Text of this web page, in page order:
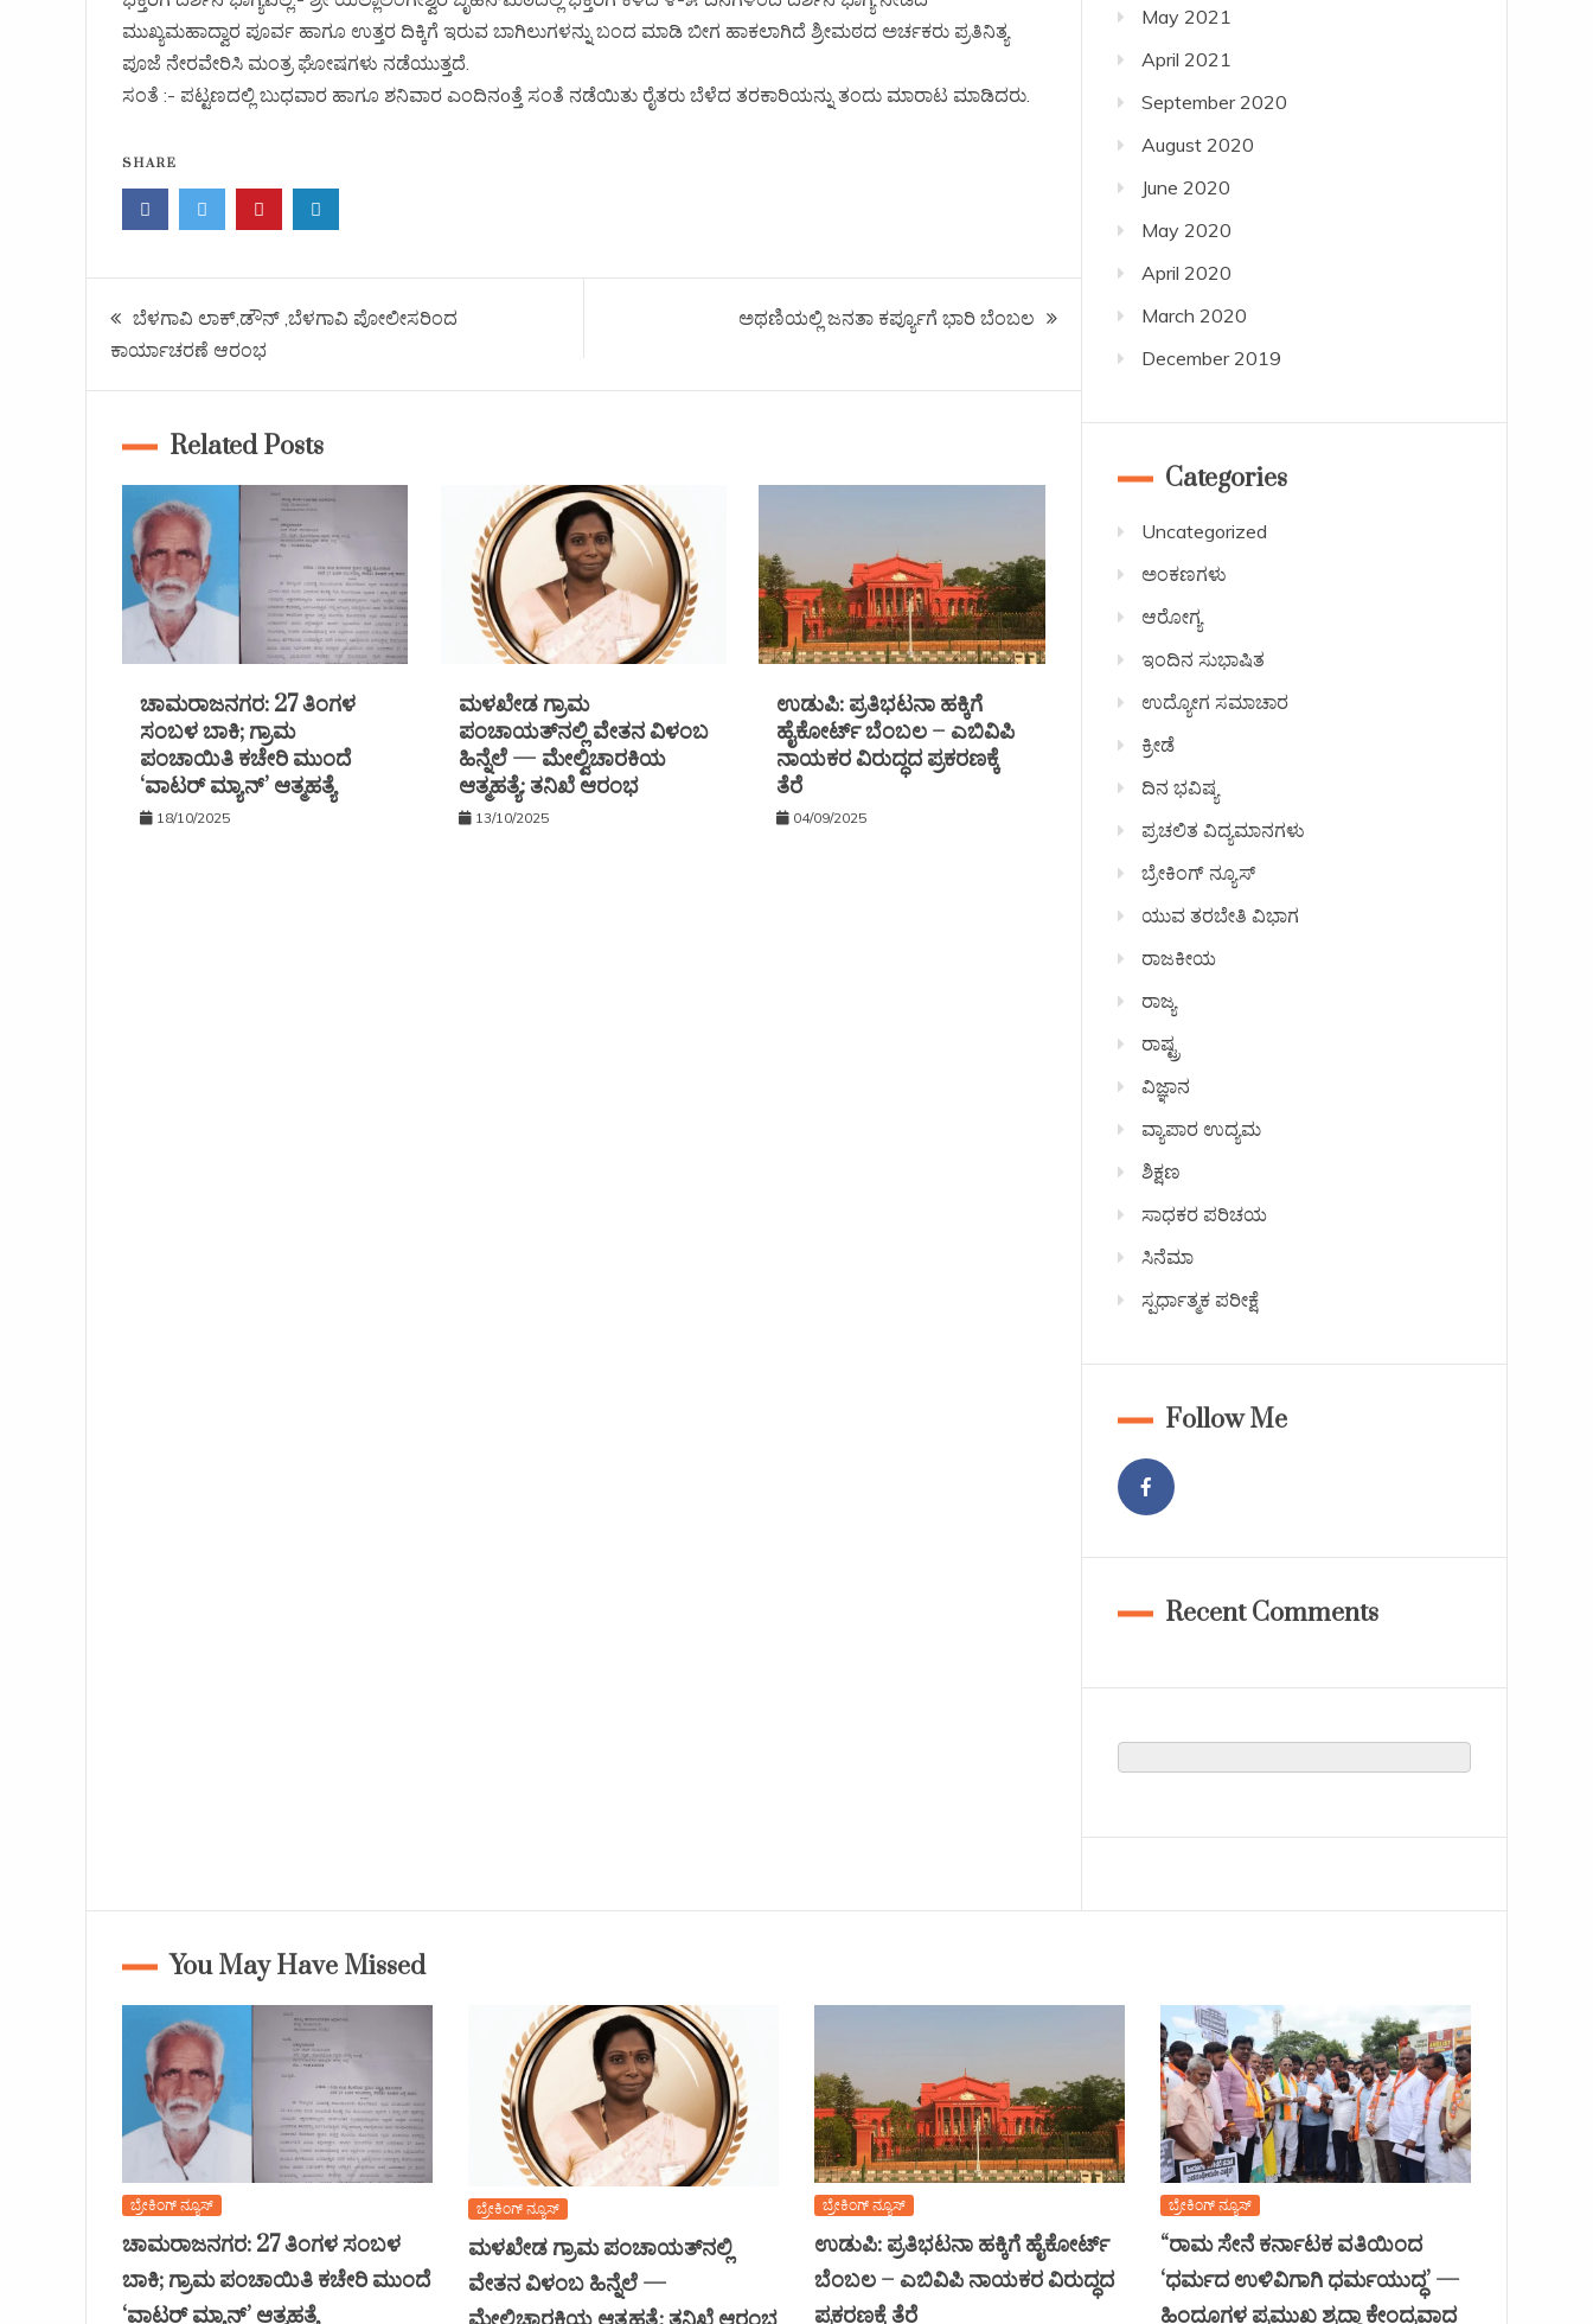
ಮುಖ್ಯಮಹಾದ್ವಾರ ಪೂರ್ವ ಹಾಗೂ ಉತ್ತರ ದಿಕ್ಕಿಗೆ ಇರುವ ಬಾಗಿಲುಗಳನ್ನು ಬಂದ ಮಾಡಿ ಬೀಗ ಹಾಕಲಾಗಿದೆ ಶ್ರೀಮಠದ ಅರ್ಚಕರು ಪ್ರತಿನಿತ್ಯ
ಪೂಜೆ ನೇರವೇರಿಸಿ ಮಂತ್ರ ಘೋಷಗಳು ನಡೆಯುತ್ತದೆ.
ಸಂತೆ :- ಪಟ್ಟಣದಲ್ಲಿ ಬುಧವಾರ ಹಾಗೂ ಶನಿವಾರ ಎಂದಿನoತ್ತೆ ಸಂತೆ ನಡೆಯಿತು ರೈತರು ಬೆಳೆದ ತರಕಾರಿಯನ್ನು ತಂದು ಮಾರಾಟ ಮಾಡಿದರು.
SHARE
ಬೆಳಗಾವಿ ಲಾಕ್,ಡೌನ್ ,ಬೆಳಗಾವಿ ಪೋಲೀಸರಿಂದ
ಕಾರ್ಯಾಚರಣೆ ಆರಂಭ
ಅಥಣಿಯಲ್ಲಿ ಜನತಾ ಕರ್ಪ್ಯೂಗೆ ಭಾರಿ ಬೆಂಬಲ
Related Posts
ಚಾಮರಾಜನಗರ: 27 ತಿಂಗಳ
ಸಂಬಳ ಬಾಕಿ; ಗ್ರಾಮ
ಪಂಚಾಯಿತಿ ಕಚೇರಿ ಮುಂದೆ
‘ವಾಟರ್ ಮ್ಯಾನ್’ ಆತ್ಮಹತ್ಯೆ
18/10/2025
ಮಳಖೇಡ ಗ್ರಾಮ
ಪಂಚಾಯತ್‌ನಲ್ಲಿ ವೇತನ ವಿಳಂಬ
ಹಿನ್ನೆಲೆ — ಮೇಲ್ವಿಚಾರಕಿಯ
ಆತ್ಮಹತ್ಯೆ: ತನಿಖೆ ಆರಂಭ
13/10/2025
ಉಡುಪಿ: ಪ್ರತಿಭಟನಾ ಹಕ್ಕಿಗೆ
ಹೈಕೋರ್ಟ್ ಬೆಂಬಲ – ಎಬಿವಿಪಿ
ನಾಯಕರ ವಿರುದ್ಧದ ಪ್ರಕರಣಕ್ಕೆ
ತೆರೆ
04/09/2025
May 2021
April 2021
September 2020
August 2020
June 2020
May 2020
April 2020
March 2020
December 2019
Categories
Uncategorized
ಅಂಕಣಗಳು
ಆರೋಗ್ಯ
ಇಂದಿನ ಸುಭಾಷಿತ
ಉದ್ಯೋಗ ಸಮಾಚಾರ
ಕ್ರೀಡೆ
ದಿನ ಭವಿಷ್ಯ
ಪ್ರಚಲಿತ ವಿದ್ಯಮಾನಗಳು
ಬ್ರೇಕಿಂಗ್ ನ್ಯೂಸ್
ಯುವ ತರಬೇತಿ ವಿಭಾಗ
ರಾಜಕೀಯ
ರಾಜ್ಯ
ರಾಷ್ಟ್ರ
ವಿಜ್ಞಾನ
ವ್ಯಾಪಾರ ಉದ್ಯಮ
ಶಿಕ್ಷಣ
ಸಾಧಕರ ಪರಿಚಯ
ಸಿನೆಮಾ
ಸ್ಪರ್ಧಾತ್ಮಕ ಪರೀಕ್ಷೆ
Follow Me
Recent Comments
You May Have Missed
ಬ್ರೇಕಿಂಗ್ ನ್ಯೂಸ್
ಚಾಮರಾಜನಗರ: 27 ತಿಂಗಳ ಸಂಬಳ
ಬಾಕಿ; ಗ್ರಾಮ ಪಂಚಾಯಿತಿ ಕಚೇರಿ ಮುಂದೆ
‘ವಾಟರ್ ಮ್ಯಾನ್’ ಆತ್ಮಹತ್ಯೆ
ಬ್ರೇಕಿಂಗ್ ನ್ಯೂಸ್
ಮಳಖೇಡ ಗ್ರಾಮ ಪಂಚಾಯತ್‌ನಲ್ಲಿ
ವೇತನ ವಿಳಂಬ ಹಿನ್ನೆಲೆ —
ಬ್ರೇಕಿಂಗ್ ನ್ಯೂಸ್
ಉಡುಪಿ: ಪ್ರತಿಭಟನಾ ಹಕ್ಕಿಗೆ ಹೈಕೋರ್ಟ್
ಬೆಂಬಲ – ಎಬಿವಿಪಿ ನಾಯಕರ ವಿರುದ್ಧದ
ಪ್ರಕರಣಕ್ಕೆ ತೆರೆ
ಬ್ರೇಕಿಂಗ್ ನ್ಯೂಸ್
“ರಾಮ ಸೇನೆ ಕರ್ನಾಟಕ ವತಿಯಿಂದ
‘ಧರ್ಮದ ಉಳಿವಿಗಾಗಿ ಧರ್ಮಯುದ್ಧ’ —
ಹಿಂದೂಗಳ ಪ್ರಮುಖ ಶ್ರದ್ಧಾ ಕೇಂದ್ರವಾದ